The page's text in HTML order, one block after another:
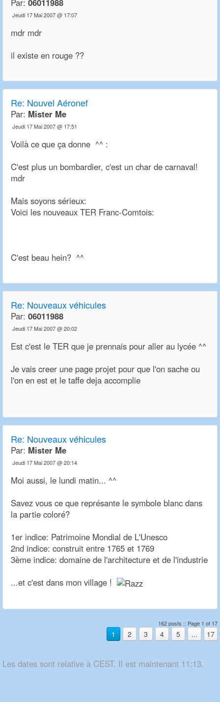
Par: 06011988
Jeudi 17 Mai 2007 @ 17:07
mdr mdr
il existe en rouge ??
Re: Nouvel Aéronef
Par: Mister Me
Jeudi 17 Mai 2007 @ 17:51
Voilà ce que ça donne ^^ :
C'est plus un bombardier, c'est un char de carnaval!
mdr
Mais soyons sérieux:
Voici les nouveaux TER Franc-Comtois:
C'est beau hein? ^^
Re: Nouveaux véhicules
Par: 06011988
Jeudi 17 Mai 2007 @ 20:02
Est c'est le TER que je prennais pour aller au lycée ^^
Je vais creer une page projet pour que l'on sache ou
l'on en est et le taffe deja accomplie
Re: Nouveaux véhicules
Par: Mister Me
Jeudi 17 Mai 2007 @ 20:14
Moi aussi, le lundi matin... ^^
Savez vous ce que représante le symbole blanc dans
la partie coloré?
1er indice: Patrimoine Mondial de L'Unesco
2nd indice: construit entre 1765 et 1769
3ème indice: domaine de l'architecture et de l'industrie
...et c'est dans mon village !
162 posts :: Page 1 of 17
1 2 3 4 5 ... 17
Les dates sont relative à CEST. Il est maintenant 11:13.